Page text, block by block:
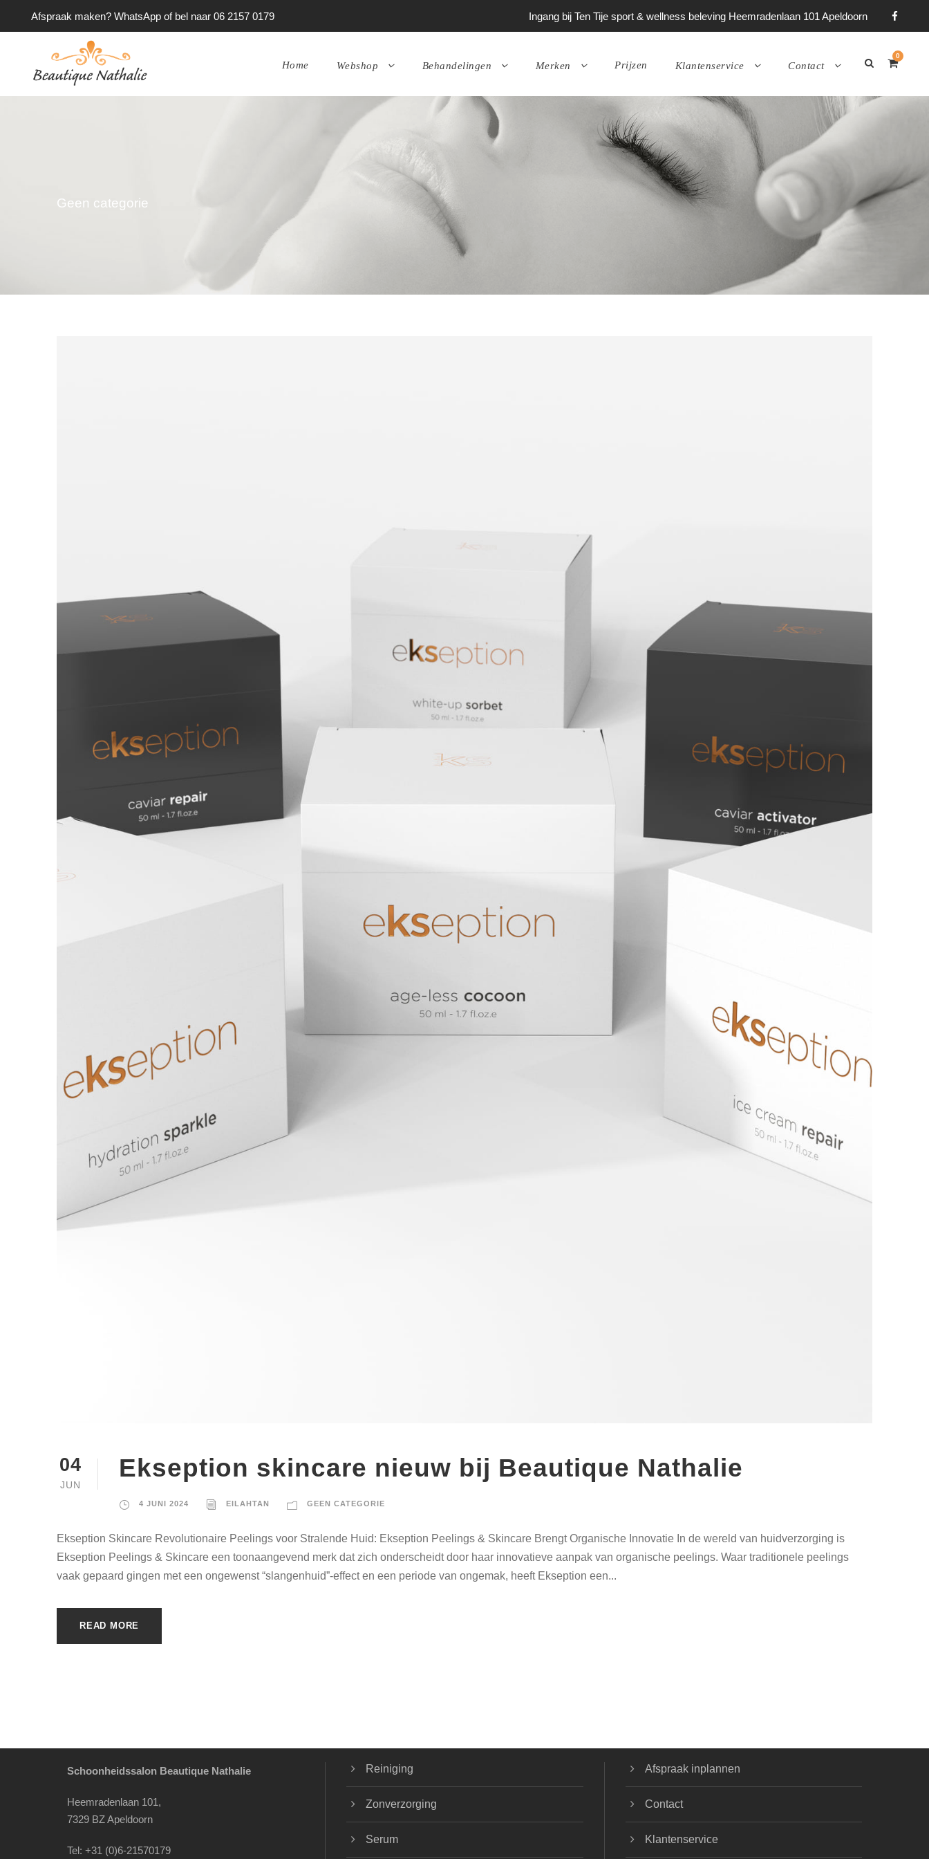
Afspraak maken? WhatsApp of bel naar 06 2157 0179 Ingang bij Ten Tije sport & wellness beleving Heemradenlaan 101 Apeldoorn
Home Webshop Behandelingen Merken Prijzen Klantenservice Contact
0
Geen categorie
04
JUN
Ekseption skincare nieuw bij Beautique Nathalie
4 JUNI 2024 EILAHTAN GEEN CATEGORIE
Ekseption Skincare Revolutionaire Peelings voor Stralende Huid: Ekseption Peelings & Skincare Brengt Organische Innovatie In de wereld van huidverzorging is
Ekseption Peelings & Skincare een toonaangevend merk dat zich onderscheidt door haar innovatieve aanpak van organische peelings. Waar traditionele peelings
vaak gepaard gingen met een ongewenst “slangenhuid”-effect en een periode van ongemak, heeft Ekseption een...
READ MORE
Schoonheidssalon Beautique Nathalie
Heemradenlaan 101,
7329 BZ Apeldoorn
Tel: +31 (0)6-21570179
Reiniging
Zonverzorging
Serum
Afspraak inplannen
Contact
Klantenservice